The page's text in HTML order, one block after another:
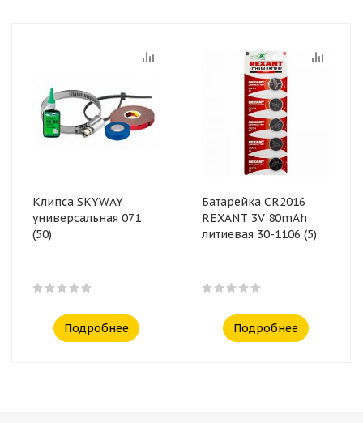
Клипса SKYWAY
универсальная 071
(50)
Подробнее
Батарейка CR2016
REXANT 3V 80mAh
литиевая 30-1106 (5)
Подробнее